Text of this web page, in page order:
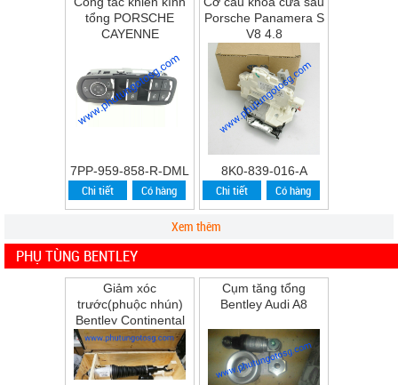
tổng PORSCHE
CAYENNE
7PP-959-858-R-DML
Chi tiết Có hàng
Porsche Panamera S
V8 4.8
8K0-839-016-A
Chi tiết Có hàng
Xem thêm
PHỤ TÙNG BENTLEY
Giảm xóc
trước(phuộc nhún)
Bentley Continental
Flying Spur Speed
năm 2009
Cụm tăng tổng
Bentley Audi A8